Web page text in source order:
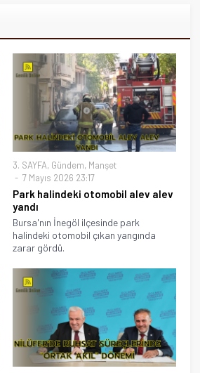
3. SAYFA, Gündem, Manşet
7 Mayıs 2026 23:17
Park halindeki otomobil alev alev
yandı
Bursa'nın İnegöl ilçesinde park
halindeki otomobil çıkan yangında
zarar gördü.